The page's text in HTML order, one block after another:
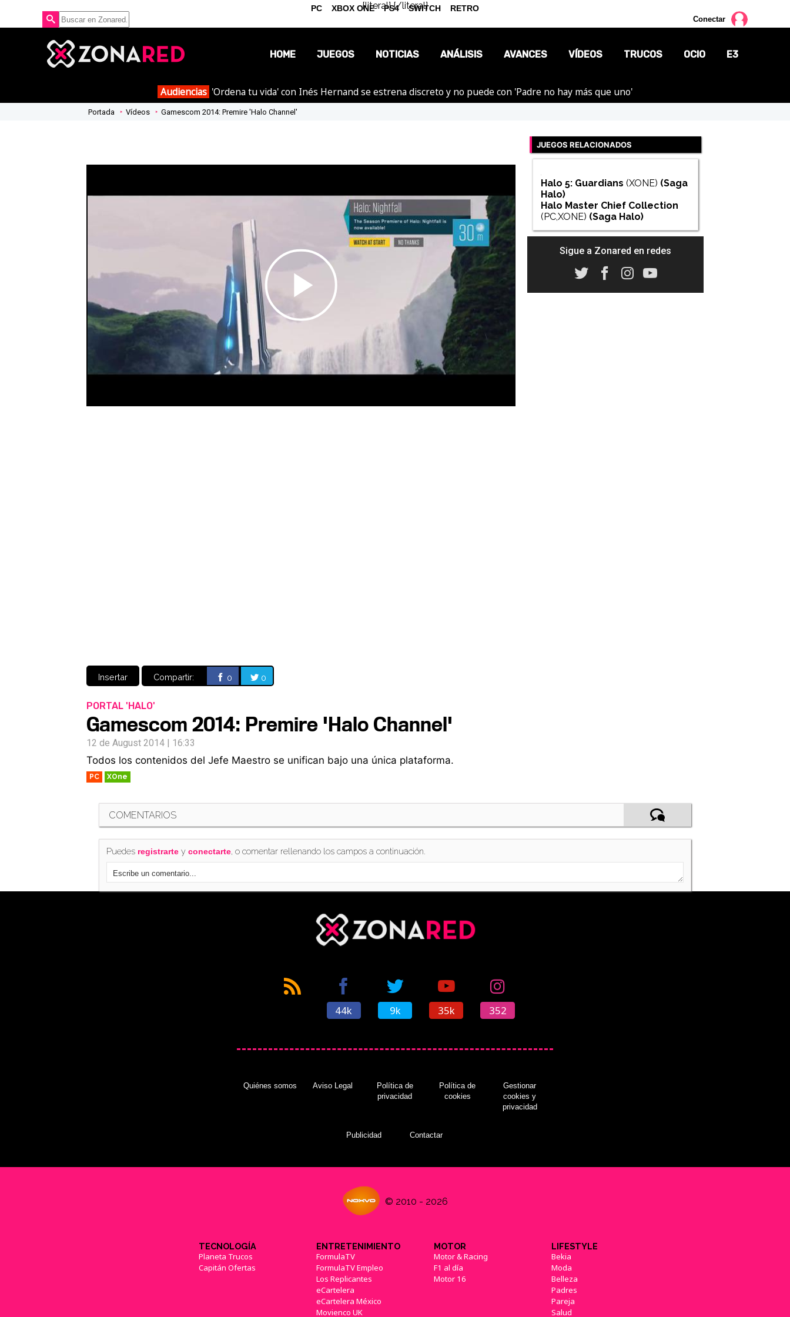
{literal}{/literal}
Conectar
HOME JUEGOS NOTICIAS
OPINIÓN
ANÁLISIS AVANCES VÍDEOS TRUCOS OCIO E3
Audiencias 'Ordena tu vida' con Inés Hernand se estrena discreto y no puede con 'Padre no hay más que uno'
Portada Vídeos Gamescom 2014: Premire 'Halo Channel'
Play
Video
Insertar Compartir: 0 0
PORTAL 'HALO'
Gamescom 2014: Premire 'Halo Channel'
12 de August 2014 | 16:33
Todos los contenidos del Jefe Maestro se unifican bajo una única plataforma.
PC XOne
JUEGOS RELACIONADOS
Halo 5: Guardians (XONE) (Saga
Halo)
Halo Master Chief Collection
(PC,XONE) (Saga Halo)
Sigue a Zonared en redes
COMENTARIOS
Puedes registrartey conectarte, o comentar rellenando los campos a continuación.
PC XBOX ONE PS4 SWITCH RETRO
44k 9k 35k 352
Quiénes somos Aviso Legal
Política de
privacidad
Política de
cookies
Gestionar
cookies y
privacidad
Publicidad Contactar
© 2010 - 2026
TECNOLOGÍA
Planeta Trucos
Capitán Ofertas
ENTRETENIMIENTO
FormulaTV
FormulaTV Empleo
Los Replicantes
eCartelera
eCartelera México
Movienco UK
MOTOR
Motor & Racing
F1 al día
Motor 16
LIFESTYLE
Bekia
Moda
Belleza
Padres
Pareja
Salud